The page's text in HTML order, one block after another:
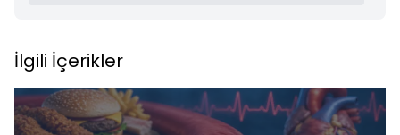
İlgili İçerikler